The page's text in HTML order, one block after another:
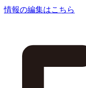
情報の編集はこちら